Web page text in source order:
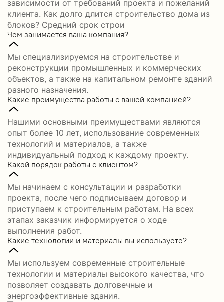
зависимости от требований проекта и пожеланий
клиента. Как долго длится строительство дома из
блоков? Средний срок строи
Чем занимается ваша компания?
Мы специализируемся на строительстве и
реконструкции промышленных и коммерческих
объектов, а также на капитальном ремонте зданий
разного назначения.
Какие преимущества работы с вашей компанией?
Нашими основными преимуществами являются
опыт более 10 лет, использование современных
технологий и материалов, а также
индивидуальный подход к каждому проекту.
Какой порядок работы с клиентом?
Мы начинаем с консультации и разработки
проекта, после чего подписываем договор и
приступаем к строительным работам. На всех
этапах заказчик информируется о ходе
выполнения работ.
Какие технологии и материалы вы используете?
Мы используем современные строительные
технологии и материалы высокого качества, что
позволяет создавать долговечные и
энергоэффективные здания.